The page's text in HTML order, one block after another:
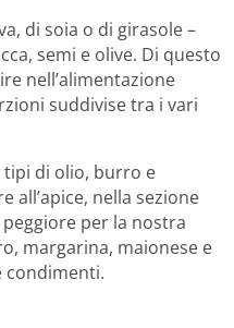
di soia o di girasole –
semi e olive. Di questo
nell’alimentazione
suddivise tra i vari
di olio, burro e
all’apice, nella sezione
per la nostra
margarina, maionese e
condimenti.